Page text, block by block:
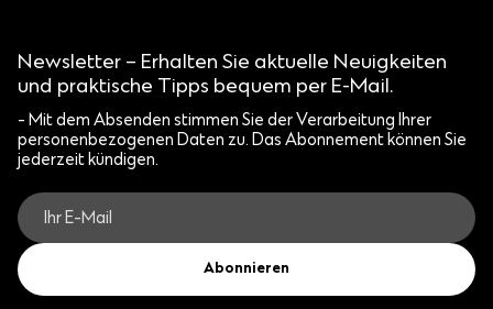
Newsletter – Erhalten Sie aktuelle Neuigkeiten
und praktische Tipps bequem per E-Mail.
- Mit dem Absenden stimmen Sie der Verarbeitung Ihrer
personenbezogenen Daten zu. Das Abonnement können Sie
jederzeit kündigen.
Abonnieren